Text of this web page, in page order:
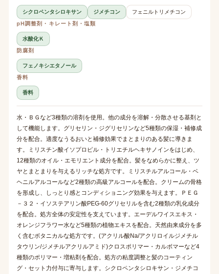
シクロペンタシロキサン ジメチコン
フェニルトリメチコン
pH調整剤・キレート剤・塩類
水酸化Ｋ
防腐剤
フェノキシエタノール
香料
香料
水・ＢＧなど3種類の溶剤を使用。他の成分を溶解・分散させる基剤と
して機能します。グリセリン・ジグリセリンなど5種類の保湿・補修成
分を配合。適度なうるおいと補修効果でまとまりのある髪に導きま
す。ミリスチン酸イソプロピル・トリエチルヘキサノインをはじめ、
12種類のオイル・エモリエント成分を配合。髪をなめらかに整え、ツ
ヤとまとまりを与えるリッチな処方です。ミリスチルアルコール・ベ
ヘニルアルコールなど2種類の高級アルコールを配合。クリームの骨格
を形成し、しっとり感とコンディショニング効果を与えます。ＰＥＧ
－３２・イソステアリン酸PEG-60グリセリルを含む2種類の乳化成分
を配合。処方全体の安定性を支えています。エーデルワイスエキス・
オレンジフラワー水など5種類の植物エキスを配合。天然由来成分を多
く含むボタニカルな処方です。(アクリル酸Na/アクリロイルジメチル
タウリン/ジメチルアクリルアミド)クロスポリマー・カルボマーなど4
種類のポリマー・増粘剤を配合。処方の粘度調整と髪のコーティン
グ・セット力付与に寄与します。シクロペンタシロキサン・ジメチコ